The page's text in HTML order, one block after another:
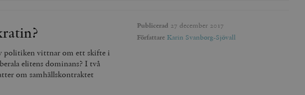
politiken vittnar om ett skifte i
elitens dominans? I två
om samhällskontraktet
Publicerad 27 december 2017
Författare Karin Svanborg-Sjövall